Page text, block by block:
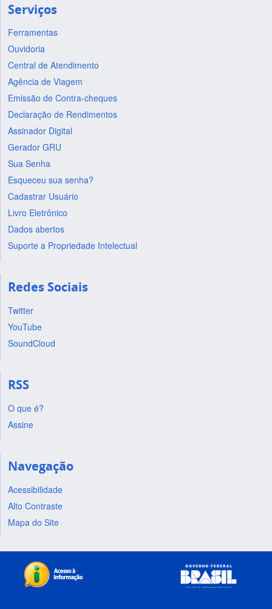
Serviços
Ferramentas
Ouvidoria
Central de Atendimento
Agência de Viagem
Emissão de Contra-cheques
Declaração de Rendimentos
Assinador Digital
Gerador GRU
Sua Senha
Esqueceu sua senha?
Cadastrar Usuário
Livro Eletrônico
Dados abertos
Suporte a Propriedade Intelectual
Redes Sociais
Twitter
YouTube
SoundCloud
RSS
O que é?
Assine
Navegação
Acessibilidade
Alto Contraste
Mapa do Site